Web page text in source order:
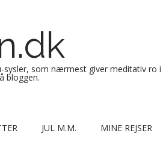
sysler, som nærmest giver meditativ ro i
bloggen.
JUL M.M. MINE REJSER